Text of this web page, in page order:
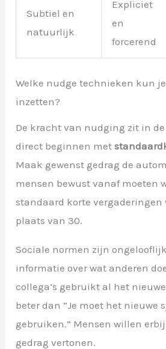
Subtiel en
natuurlijk
Expliciet
en
forcerend
Welke nudge technieken kun
inzetten?
De kracht van nudging zit in
direct beginnen met
Maak gewenst gedrag de
mensen bewust vanaf moeten
standaard korte
plaats van 30.
Sociale normen zijn
informatie over wat anderen
collega’s gebruikt al het
beter dan “Je moet het nieuwe
gebruiken.” Mensen willen
gedrag vertonen.